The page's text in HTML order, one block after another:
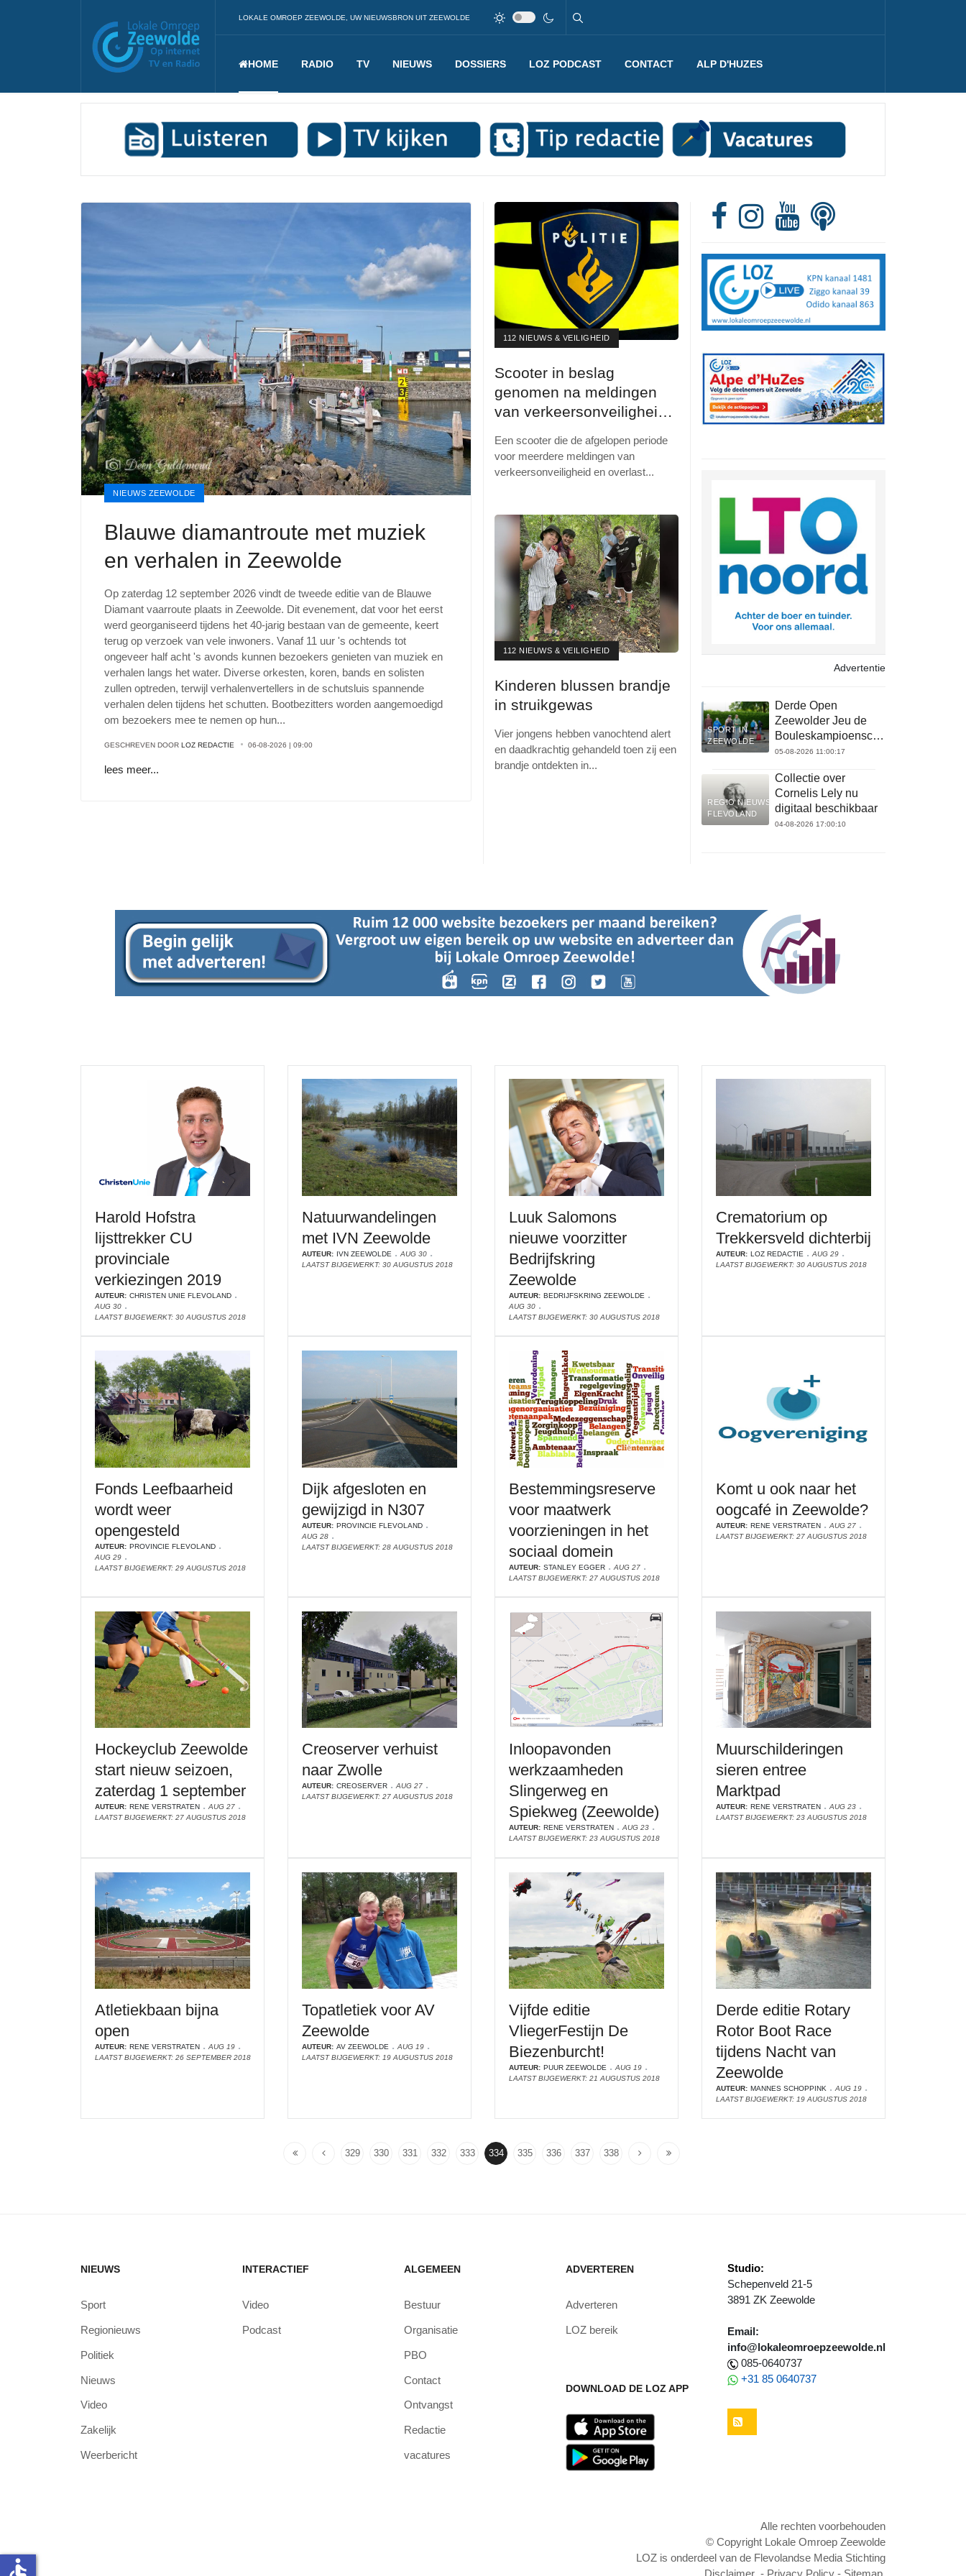
LOKALE OMROEP ZEEWOLDE, UW NIEUWSBRON UIT ZEEWOLDE
HOME RADIO TV NIEUWS DOSSIERS LOZ PODCAST CONTACT ALP D'HUZES
NIEUWS ZEEWOLDE
Blauwe diamantroute met muziek
en verhalen in Zeewolde
Op zaterdag 12 september 2026 vindt de tweede editie van de Blauwe
Diamant vaarroute plaats in Zeewolde. Dit evenement, dat voor het eerst
werd georganiseerd tijdens het 40-jarig bestaan van de gemeente, keert
terug op verzoek van vele inwoners. Vanaf 11 uur 's ochtends tot
ongeveer half acht 's avonds kunnen bezoekers genieten van muziek en
verhalen langs het water. Diverse orkesten, koren, bands en solisten
zullen optreden, terwijl verhalenvertellers in de schutsluis spannende
verhalen delen tijdens het schutten. Bootbezitters worden aangemoedigd
om bezoekers mee te nemen op hun...
GESCHREVEN DOOR LOZ REDACTIE 06-08-2026 | 09:00
lees meer...
112 NIEUWS & VEILIGHEID
Scooter in beslag
genomen na meldingen
van verkeersonveiligheid
Een scooter die de afgelopen periode
voor meerdere meldingen van
verkeersonveiligheid en overlast...
112 NIEUWS & VEILIGHEID
Kinderen blussen brandje
in struikgewas
Vier jongens hebben vanochtend alert
en daadkrachtig gehandeld toen zij een
brandje ontdekten in...
Advertentie
SPORT IN
ZEEWOLDE
Derde Open
Zeewolder Jeu de
Bouleskampioenschap
op 22 augustus
05-08-2026 11:00:17
REGIO NIEUWS
FLEVOLAND
Collectie over
Cornelis Lely nu
digitaal beschikbaar
04-08-2026 17:00:10
Harold Hofstra
lijsttrekker CU
provinciale
verkiezingen 2019
AUTEUR: CHRISTEN UNIE FLEVOLAND
AUG 30
LAATST BIJGEWERKT: 30 AUGUSTUS 2018
Natuurwandelingen
met IVN Zeewolde
AUTEUR: IVN ZEEWOLDE
AUG 30
LAATST BIJGEWERKT: 30 AUGUSTUS 2018
Luuk Salomons
nieuwe voorzitter
Bedrijfskring
Zeewolde
AUTEUR: BEDRIJFSKRING ZEEWOLDE
AUG 30
LAATST BIJGEWERKT: 30 AUGUSTUS 2018
Crematorium op
Trekkersveld dichterbij
AUTEUR: LOZ REDACTIE
AUG 29
LAATST BIJGEWERKT: 30 AUGUSTUS 2018
Fonds Leefbaarheid
wordt weer
opengesteld
AUTEUR: PROVINCIE FLEVOLAND
AUG 29
LAATST BIJGEWERKT: 29 AUGUSTUS 2018
Dijk afgesloten en
gewijzigd in N307
AUTEUR: PROVINCIE FLEVOLAND
AUG 28
LAATST BIJGEWERKT: 28 AUGUSTUS 2018
Bestemmingsreserve
voor maatwerk
voorzieningen in het
sociaal domein
AUTEUR: STANLEY EGGER
AUG 27
LAATST BIJGEWERKT: 27 AUGUSTUS 2018
Komt u ook naar het
oogcafé in Zeewolde?
AUTEUR: RENE VERSTRATEN
AUG 27
LAATST BIJGEWERKT: 27 AUGUSTUS 2018
Hockeyclub Zeewolde
start nieuw seizoen,
zaterdag 1 september
AUTEUR: RENE VERSTRATEN
AUG 27
LAATST BIJGEWERKT: 27 AUGUSTUS 2018
Creoserver verhuist
naar Zwolle
AUTEUR: CREOSERVER
AUG 27
LAATST BIJGEWERKT: 27 AUGUSTUS 2018
Inloopavonden
werkzaamheden
Slingerweg en
Spiekweg (Zeewolde)
AUTEUR: RENE VERSTRATEN
AUG 23
LAATST BIJGEWERKT: 23 AUGUSTUS 2018
Muurschilderingen
sieren entree
Marktpad
AUTEUR: RENE VERSTRATEN
AUG 23
LAATST BIJGEWERKT: 23 AUGUSTUS 2018
Atletiekbaan bijna
open
AUTEUR: RENE VERSTRATEN
AUG 19
LAATST BIJGEWERKT: 26 SEPTEMBER 2018
Topatletiek voor AV
Zeewolde
AUTEUR: AV ZEEWOLDE
AUG 19
LAATST BIJGEWERKT: 19 AUGUSTUS 2018
Vijfde editie
VliegerFestijn De
Biezenburcht!
AUTEUR: PUUR ZEEWOLDE
AUG 19
LAATST BIJGEWERKT: 21 AUGUSTUS 2018
Derde editie Rotary
Rotor Boot Race
tijdens Nacht van
Zeewolde
AUTEUR: MANNES SCHOPPINK
AUG 19
LAATST BIJGEWERKT: 19 AUGUSTUS 2018
329 330 331 332 333 334 335 336 337 338
NIEUWS
Sport
Regionieuws
Politiek
Nieuws
Video
Zakelijk
Weerbericht
INTERACTIEF
Video
Podcast
ALGEMEEN
Bestuur
Organisatie
PBO
Contact
Ontvangst
Redactie
vacatures
ADVERTEREN
Adverteren
LOZ bereik
DOWNLOAD DE LOZ APP
Studio:
Schepenveld 21-5
3891 ZK Zeewolde
Email:
info@lokaleomroepzeewolde.nl
085-0640737
+31 85 0640737
Alle rechten voorbehouden
© Copyright Lokale Omroep Zeewolde
LOZ is onderdeel van de Flevolandse Media Stichting
Disclaimer - Privacy Policy - Sitemap
accessible